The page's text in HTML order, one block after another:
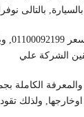
بالتالى
الشركة علي
الكاملة
ولذلك تقود